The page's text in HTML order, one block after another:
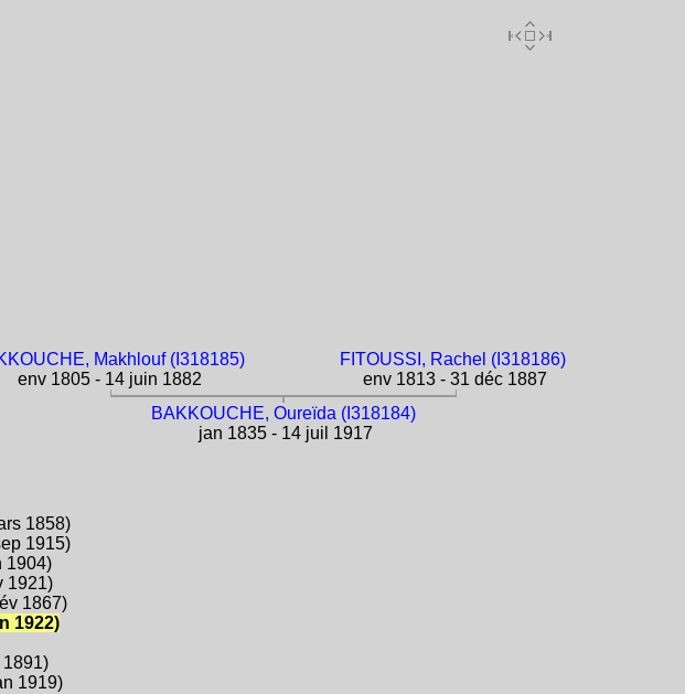
Makhlouf (I318185)
env 1805 - 14 juin 1882
FITOUSSI, Rachel (I318186)
env 1813 - 31 déc 1887
BAKKOUCHE, Oureïda (I318184)
jan 1835 - 14 juil 1917
1858)
1915)
1904)
1921)
1867)
1922)
1891)
1919)